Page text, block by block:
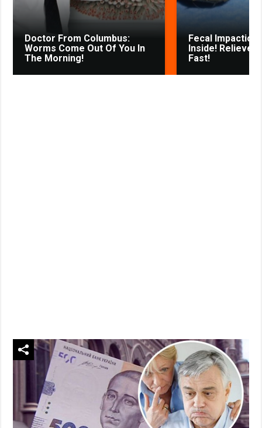
i
i
Doctor From Columbus:
Worms Come Out Of You In
The Morning!
Fecal Impaction
Inside! Relieves
Fast!